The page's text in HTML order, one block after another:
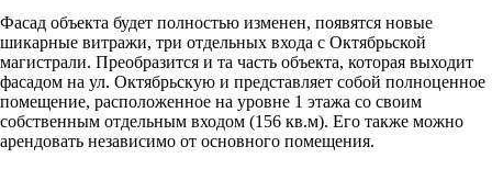
Фасад объекта будет полностью изменен, появятся новые
шикарные витражи, три отдельных входа с Октябрьской
магистрали. Преобразится и та часть объекта, которая выходит
фасадом на ул. Октябрьскую и представляет собой полноценное
помещение, расположенное на уровне 1 этажа со своим
собственным отдельным входом (156 кв.м). Его также можно
арендовать независимо от основного помещения.